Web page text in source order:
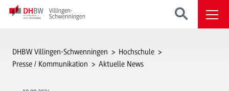
DHBW Villingen-Schwenningen
Hochschule
Presse / Kommunikation
Aktuelle News